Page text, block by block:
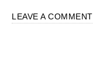
LEAVE A COMMENT